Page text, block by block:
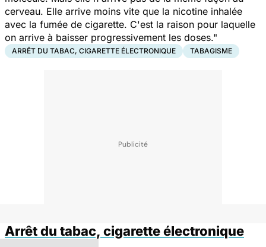
cerveau. Elle arrive moins vite que la nicotine inhalée
avec la fumée de cigarette. C'est la raison pour laquelle
on arrive à baisser progressivement les doses."
ARRÊT DU TABAC, CIGARETTE ÉLECTRONIQUE TABAGISME
Arrêt du tabac, cigarette électronique